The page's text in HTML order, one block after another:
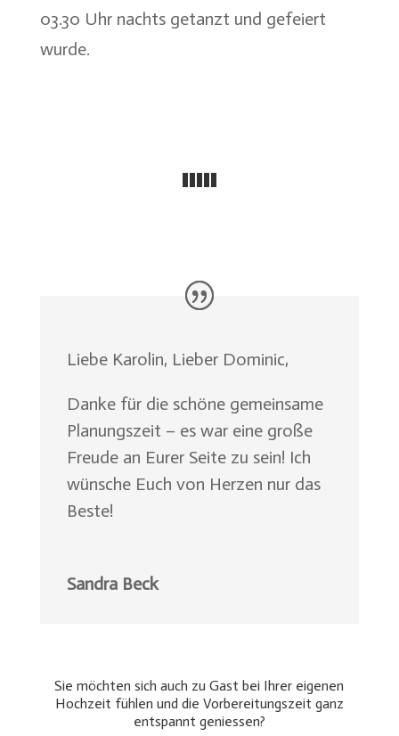
03.30 Uhr nachts getanzt und gefeiert
wurde.
Liebe Karolin, Lieber Dominic,
Danke für die schöne gemeinsame
Planungszeit – es war eine große
Freude an Eurer Seite zu sein! Ich
wünsche Euch von Herzen nur das
Beste!
Sandra Beck
Sie möchten sich auch zu Gast bei Ihrer eigenen
Hochzeit fühlen und die Vorbereitungszeit ganz
entspannt geniessen?